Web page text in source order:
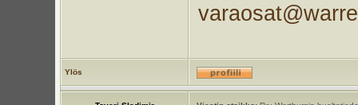
Ylös